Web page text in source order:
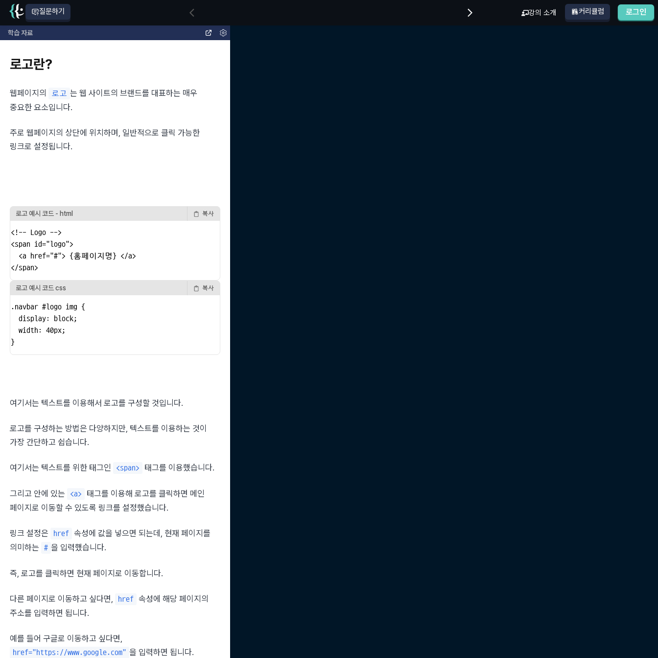
질문하기 강의 소개 커리큘럼 로그인
학습 자료
로고란?
웹페이지의 로고 는 웹 사이트의 브랜드를 대표하는 매우
중요한 요소입니다.
주로 웹페이지의 상단에 위치하며, 일반적으로 클릭 가능한
링크로 설정됩니다.
로고 예시 코드 - html 복사
<!-- Logo -->
<span id="logo">
  <a href="#"> {홈페이지명} </a>
</span>
로고 예시 코드 css 복사
.navbar #logo img {
  display: block;
  width: 40px;
}
여기서는 텍스트를 이용해서 로고를 구성할 것입니다.
로고를 구성하는 방법은 다양하지만, 텍스트를 이용하는 것이
가장 간단하고 쉽습니다.
여기서는 텍스트를 위한 태그인 <span> 태그를 이용했습니다.
그리고 안에 있는 <a>
태그를 이용해 로고를 클릭하면 메인
페이지로 이동할 수 있도록 링크를 설정했습니다.
링크 설정은 href 속성에 값을 넣으면 되는데, 현재 페이지를
의미하는
# 을 입력했습니다.
즉, 로고를 클릭하면 현재 페이지로 이동합니다.
다른 페이지로 이동하고 싶다면, href 속성에 해당 페이지의
주소를 입력하면 됩니다.
href="https://www.google.com" 을 입력하면 됩니다.